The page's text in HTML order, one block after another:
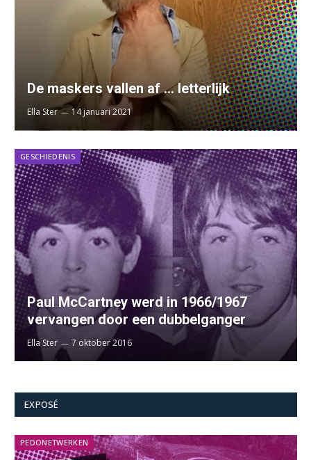
De maskers vallen af … letterlijk
Ella Ster 14 januari 2021
GESCHIEDENIS
Paul McCartney werd in 1966/1967
vervangen door een dubbelganger
Ella Ster 7 oktober 2016
EXPOSÉ
PEDONETWERKEN